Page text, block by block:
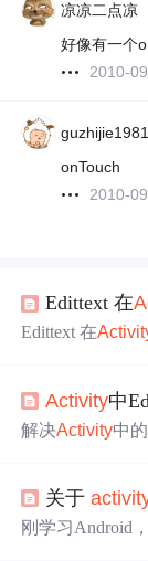
凉凉二点凉
好像有一个
2010-
guzhijie1981
onTouch
2010-
Edittext 在
Edittext 在
om/tools" android:layout_width="match_parent" android:layout
Activity中
解决Activity中
关于
刚学习Android